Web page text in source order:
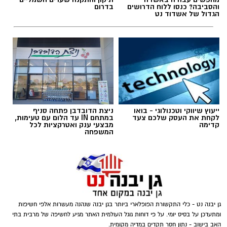
הזמר הבריטי בוי ג'ורג', מהקולות המזוהים ביותר
עם עולם הפופ של שנות ה־80, מצא את עצמו
שיר חדש שבו הוא מביע תמיכה בישראל ובקורבנות
מתקפת הטרור של 7 באוקטובר. השיר, שנקרא
We Will Dance Again " ("עוד נרקוד"), זוכה
לתהודה רבה ברשתות החברתיות ומעורר ויכוח
סוער בקרב מעריצים, אמנים ופעילים ברחבי
העולם.
שירים שהפכו את הפוליטיקה הישראלית לפזמון
לא רק בקלפי: 6 שירים שהפכו את הפוליטיקה
הישראלית לפזמון
ממערכת הבחירות ועד יוקר המחיה, מהסטיקרים
על המכוניות ועד החלום לברוח ללונדון – הרבה
והסביבה? כנסו ללוח הדרושים
הגדול של אשדוד נט
בדרום
ייעוץ שיווקי וטכנולוגי - בואו
לקחת את העסק שלכם צעד
קדימה
ניצת הדובדבן פתחה סניף
במתחם IN עד הלום עם טעימות,
מבצעי ענק ואטרקציות לכל
המשפחה
גן יבנה נט - כלי התקשורת הפופלארי ביותר בגן יבנה שנהנה מעשרות אלפי חשיפות
ומתעדכן על בסיס יומי. על פי דוחות גוגל העולמית האתר מגיע לחשיפה של מרבית בתי
האב בישוב - נתון חסר תקדים במדיה מקומית.